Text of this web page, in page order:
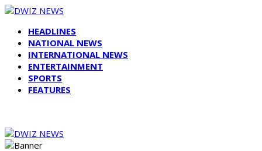
HEADLINES
NATIONAL NEWS
INTERNATIONAL NEWS
ENTERTAINMENT
SPORTS
FEATURES